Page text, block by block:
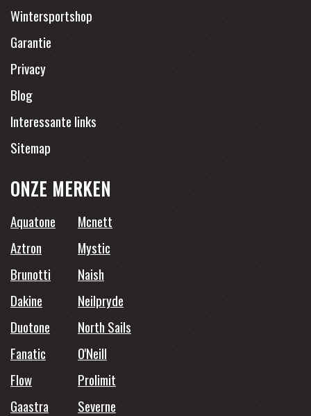
Wintersportshop
Garantie
Privacy
Blog
Interessante links
Sitemap
ONZE MERKEN
Aquatone
Mcnett
Aztron
Mystic
Brunotti
Naish
Dakine
Neilpryde
Duotone
North Sails
Fanatic
O'Neill
Flow
Prolimit
Gaastra
Severne